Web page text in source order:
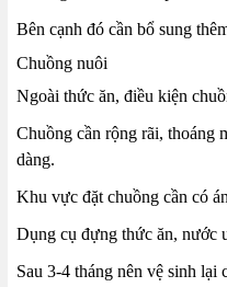
Bên cạnh đó cần bổ sung
Chuồng nuôi
Ngoài thức ăn, điều kiện
Chuồng cần rộng rãi, thoáng
dàng.
Khu vực đặt chuồng cần có
Dụng cụ đựng thức ăn, nước
Sau 3-4 tháng nên vệ sinh